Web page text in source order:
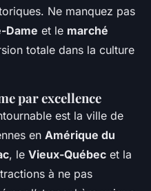
Ne manquez pas
Dame et le marché
totale dans la culture
par excellence
est la ville de
en Amérique du
, le Vieux-Québec et la
à ne pas